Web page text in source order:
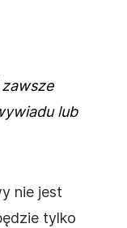
lub
nie jest
tylko